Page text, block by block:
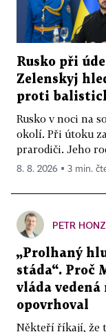
Rusko při
Zelenskyj
proti
Rusko v noci na
okolí. Při útoku
prarodiči. Jeho
8. 8. 2026 ▪ 3 min.
PETR
„Prolhaný
stáda“. Proč
vláda vedená
opovrhoval
Někteří říkají, že